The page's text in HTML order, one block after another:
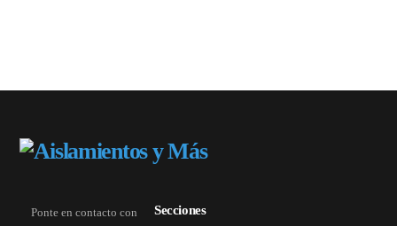
Ponte en contacto con
Secciones